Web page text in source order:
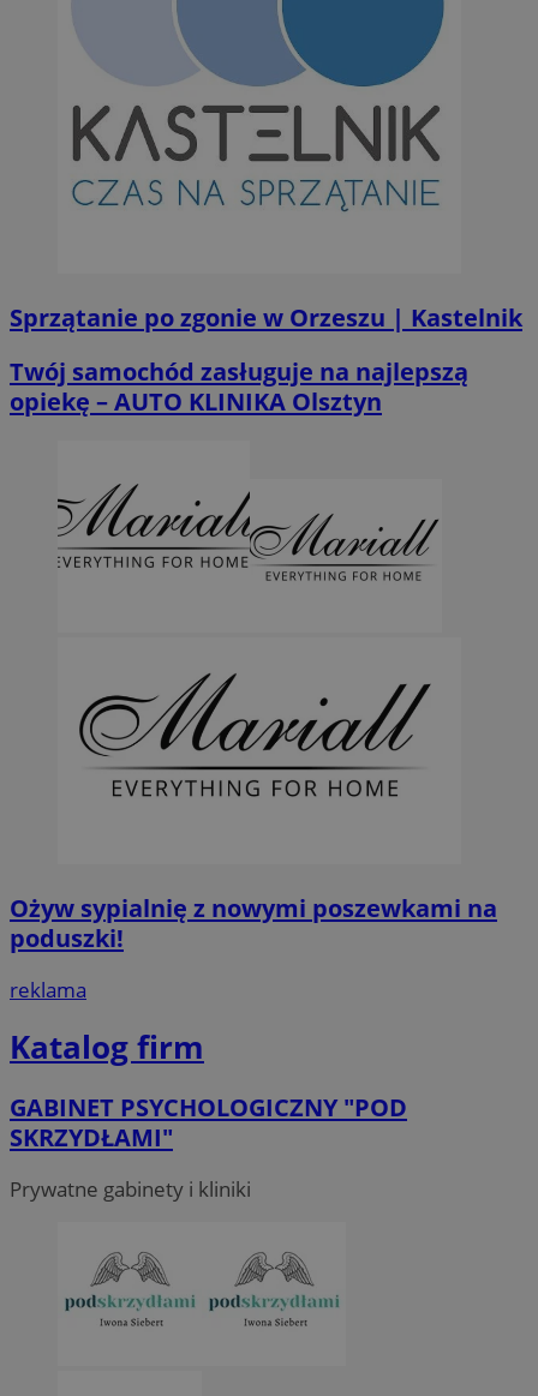
Sprzątanie po zgonie w Orzeszu | Kastelnik
Twój samochód zasługuje na najlepszą
opiekę – AUTO KLINIKA Olsztyn
Ożyw sypialnię z nowymi poszewkami na
poduszki!
reklama
Katalog firm
GABINET PSYCHOLOGICZNY "POD
SKRZYDŁAMI"
Prywatne gabinety i kliniki